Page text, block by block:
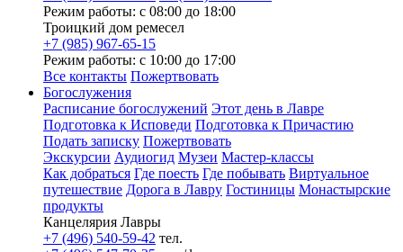
Режим работы: с 08:00 до 18:00
Троицкий дом ремесел
+7 (985) 967-65-15
Режим работы: с 10:00 до 17:00
Все контакты Пожертвовать
Богослужения
Расписание богослужений Этот день в Лавре
Подготовка к Исповеди Подготовка к Причастию
Подать записку Пожертвовать
Экскурсии Аудиогид Музеи Мастер-классы
Как добраться Где поесть Где побывать Виртуальное
путешествие Дорога в Лавру Гостиницы Монастырские
продукты
Канцелярия Лавры
+7 (496) 540-59-42 тел.